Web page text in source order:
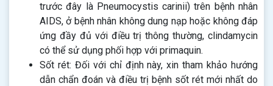
trước đây là Pneumocystis carinii) trên bệnh nhân
AIDS, ở bệnh nhân không dung nạp hoặc không đáp
ứng đầy đủ với điều trị thông thường, clindamycin
có thể sử dụng phối hợp với primaquin.
Sốt rét: Đối với chỉ định này, xin tham khảo hướng
dẫn chẩn đoán và điều trị bệnh sốt rét mới nhất do